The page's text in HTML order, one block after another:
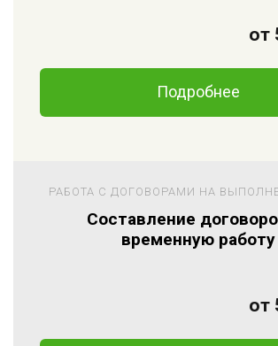
от
Подробнее
РАБОТА С ДОГОВОРАМИ НА
Составление
временную работу
от